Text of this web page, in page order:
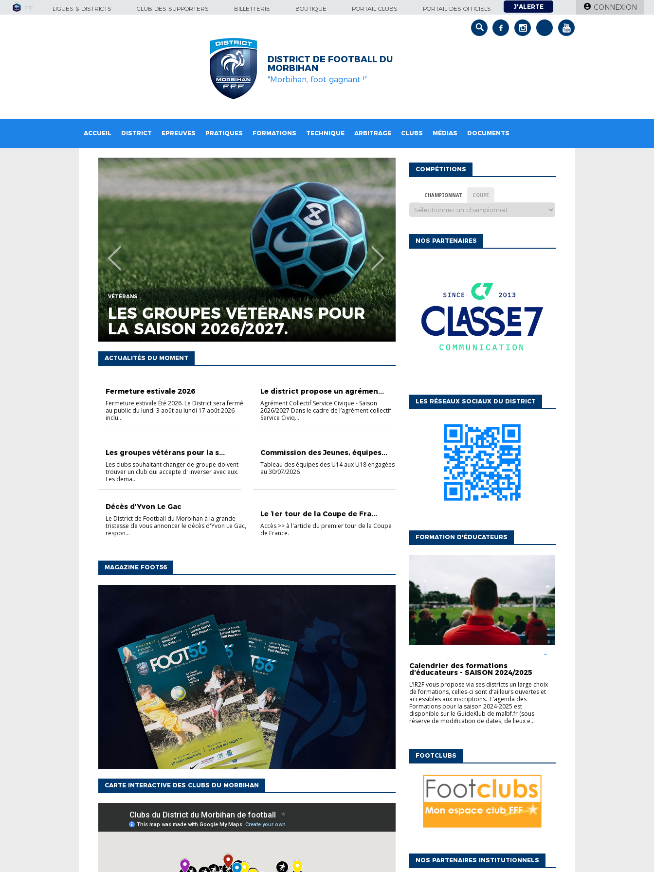
FFF LIGUES & DISTRICTS CLUB DES SUPPORTERS BILLETTERIE BOUTIQUE PORTAIL CLUBS PORTAIL DES OFFICIELS J'ALERTE CONNEXION
DISTRICT DE FOOTBALL DU
MORBIHAN
"Morbihan, foot gagnant !"
ACCUEIL DISTRICT EPREUVES PRATIQUES FORMATIONS TECHNIQUE ARBITRAGE CLUBS MÉDIAS DOCUMENTS
DÉCÈS D'YVON LE GAC
LE DISTRICT PROPOSE UN
AGRÉMENT COLLECTIF DE
VOLONTAIRE AU SERVICE
ACTUALITÉS DU MOMENT
Fermeture estivale 2026
Fermeture estivale Été 2026. Le District sera fermé
au public du lundi 3 août au lundi 17 août 2026
inclu...
Les groupes vétérans pour la s...
Les clubs souhaitant changer de groupe doivent
trouver un club qui accepte d' inverser avec eux.
Les dema...
Décès d'Yvon Le Gac
Le District de Football du Morbihan à la grande
tristesse de vous annoncer le décès d'Yvon Le Gac,
respon...
Le district propose un agrémen...
Agrément Collectif Service Civique - Saison
2026/2027 Dans le cadre de l’agrément collectif
Service Civiq...
Commission des Jeunes, équipes...
Tableau des équipes des U14 aux U18 engagées
au 30/07/2026
Le 1er tour de la Coupe de Fra...
Accès >> à l'article du premier tour de la Coupe
de France.
MAGAZINE FOOT56
CARTE INTERACTIVE DES CLUBS DU MORBIHAN
COMPÉTITIONS
CHAMPIONNAT COUPE
NOS PARTENAIRES
LES RÉSEAUX SOCIAUX DU DISTRICT
FORMATION D'ÉDUCATEURS
Calendrier des formations
d’éducateurs - SAISON 2024/2025
L’IR2F vous propose via ses districts un large choix
de formations, celles-ci sont d’ailleurs ouvertes et
accessibles aux inscriptions. L’agenda des
Formations pour la saison 2024-2025 est
disponible sur le GuideKlub de malbf.fr (sous
réserve de modification de dates, de lieux e...
FOOTCLUBS
NOS PARTENAIRES INSTITUTIONNELS